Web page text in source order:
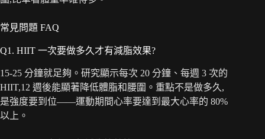
常見問題 FAQ
Q1. HIIT 一次要做多久才有減脂效果?
15-25 分鐘就足夠。研究顯示每次 20 分鐘、每週 3 次的
HIIT,12 週後能顯著降低體脂和腰圍。重點不是做多久,
是強度要到位——運動期間心率要達到最大心率的 80%
以上。